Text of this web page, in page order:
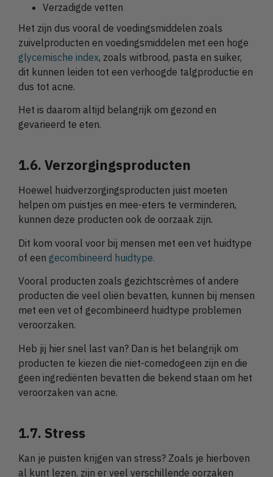
Verzadigde vetten
Het zijn dus vooral de voedingsmiddelen zoals
zuivelproducten en voedingsmiddelen met een hoge
glycemische index, zoals witbrood, pasta en suiker,
dit kunnen leiden tot een verhoogde talgproductie en
dus tot acne.
Het is daarom altijd belangrijk om gezond en
gevarieerd te eten.
1.6. Verzorgingsproducten
Hoewel huidverzorgingsproducten juist moeten
helpen om puistjes en mee-eters te verminderen,
kunnen deze producten ook de oorzaak zijn.
Dit kom vooral voor bij mensen met een vet huidtype
of een gecombineerd huidtype.
Vooral producten zoals gezichtscrèmes of andere
producten die veel oliën bevatten, kunnen bij mensen
met een vet of gecombineerd huidtype problemen
veroorzaken.
Heb jij hier snel last van? Dan is het belangrijk om
producten te kiezen die niet-comedogeen zijn en die
geen ingrediënten bevatten die bekend staan om het
veroorzaken van acne.
1.7. Stress
Kan je puisten krijgen van stress? Zoals je hierboven
al kunt lezen, zijn er veel verschillende oorzaken